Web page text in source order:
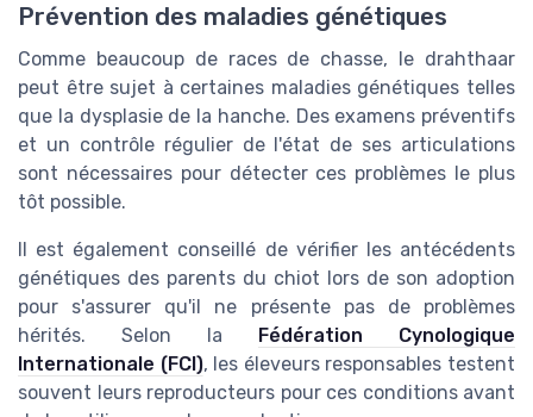
Prévention des maladies génétiques
Comme beaucoup de races de chasse, le drahthaar
peut être sujet à certaines maladies génétiques telles
que la dysplasie de la hanche. Des examens préventifs
et un contrôle régulier de l'état de ses articulations
sont nécessaires pour détecter ces problèmes le plus
tôt possible.
Il est également conseillé de vérifier les antécédents
génétiques des parents du chiot lors de son adoption
pour s'assurer qu'il ne présente pas de problèmes
hérités. Selon la Fédération Cynologique
Internationale (FCI), les éleveurs responsables testent
souvent leurs reproducteurs pour ces conditions avant